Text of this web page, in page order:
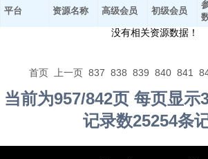
平台 资源名称 高级会员 初级会员
没有相关资源数据！
首页 上一页 837 838 839 840 841
当前为957/842页 每页显示
记录数25254条